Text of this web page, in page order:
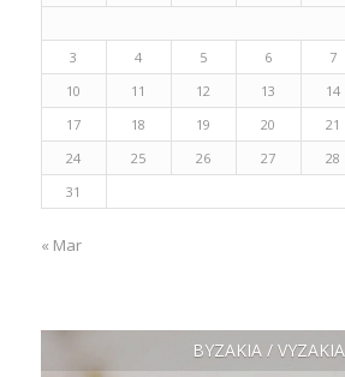
3
4 5 6 7
10
11 12 13 14
17
18 19 20 21
24
25 26 27 28
31
« Mar
ΒΥΖΑΚΙΑ / VYZAKIA